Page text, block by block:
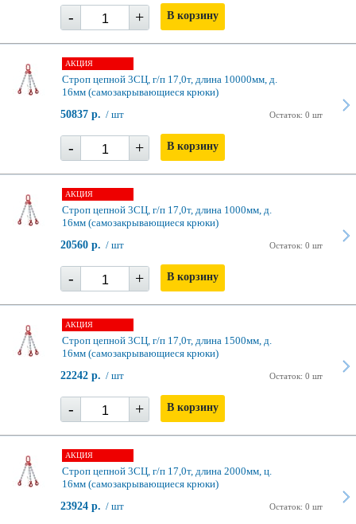
- + В корзину
АКЦИЯ
Строп цепной 3СЦ, г/п 17,0т, длина 10000мм, д.
16мм (самозакрывающиеся крюки)
Остаток: 0 шт
50837 р. / шт
- + В корзину
АКЦИЯ
Строп цепной 3СЦ, г/п 17,0т, длина 1000мм, д.
16мм (самозакрывающиеся крюки)
Остаток: 0 шт
20560 р. / шт
- + В корзину
АКЦИЯ
Строп цепной 3СЦ, г/п 17,0т, длина 1500мм, д.
16мм (самозакрывающиеся крюки)
Остаток: 0 шт
22242 р. / шт
- + В корзину
АКЦИЯ
Строп цепной 3СЦ, г/п 17,0т, длина 2000мм, ц.
16мм (самозакрывающиеся крюки)
Остаток: 0 шт
23924 р. / шт